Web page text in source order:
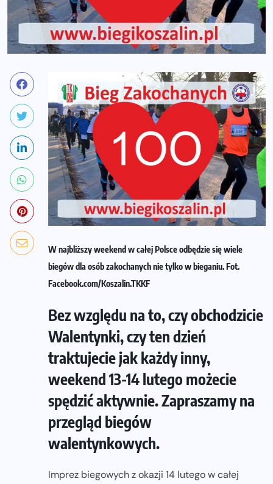
W najbliższy weekend w całej Polsce odbędzie się wiele
biegów dla osób zakochanych nie tylko w bieganiu. Fot.
Facebook.com/Koszalin.TKKF
Bez względu na to, czy obchodzicie
Walentynki, czy ten dzień
traktujecie jak każdy inny,
weekend 13-14 lutego możecie
spędzić aktywnie. Zapraszamy na
przegląd biegów
walentynkowych.
Imprez biegowych z okazji 14 lutego w całej